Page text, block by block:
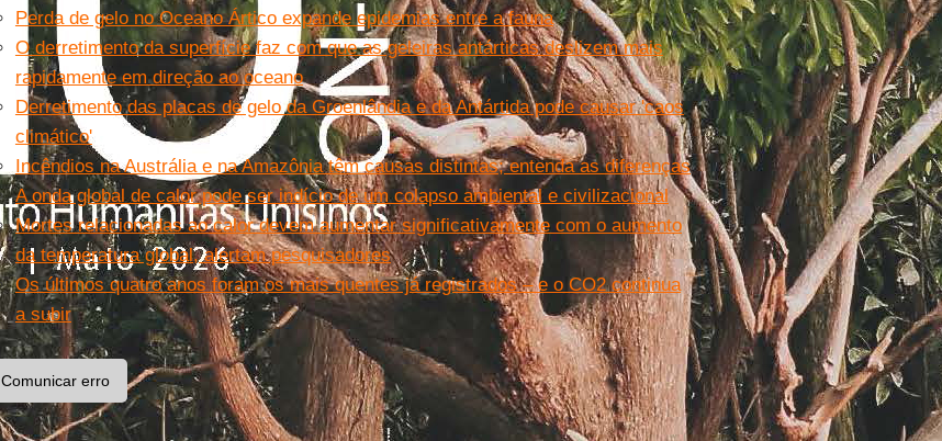
Perda de gelo no Oceano Ártico expande epidemias entre a fauna
O derretimento da superfície faz com que as geleiras antárticas deslizem mais
rapidamente em direção ao oceano
Derretimento das placas de gelo da Groenlândia e da Antártida pode causar 'caos
climático'
Incêndios na Austrália e na Amazônia têm causas distintas; entenda as diferenças
A onda global de calor pode ser indício de um colapso ambiental e civilizacional
Mortes relacionadas ao calor devem aumentar significativamente com o aumento
da temperatura global, alertam pesquisadores
Os últimos quatro anos foram os mais quentes já registrados – e o CO2 continua
a subir
Comunicar erro